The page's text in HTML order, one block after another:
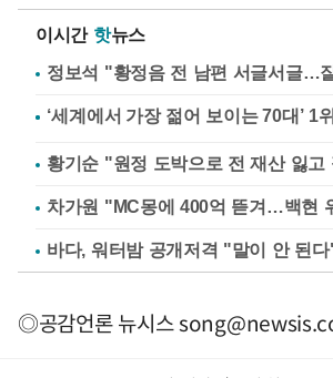
이시간 핫뉴스
정보석 "황정음 전 남편 서글서글…
황기순 "원정 도박으로 전 재산 잃고
바다, 워터밤 공개저격 "말이 안 된
◎공감언론 뉴시스